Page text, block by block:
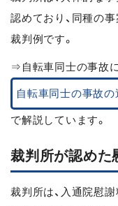
認めており、同種の
裁判例です。
⇒自転車同士の事故
自転車同士の事故の
で解説しています。
裁判所が認めた
裁判所は、入通院慰